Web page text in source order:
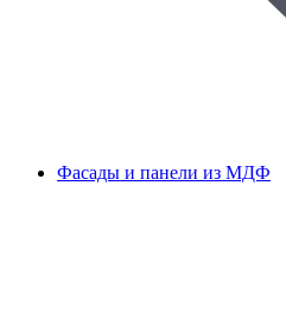
Фасады и панели из МДФ